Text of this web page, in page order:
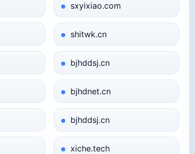
sxyixiao.com
shitwk.cn
bjhddsj.cn
bjhdnet.cn
bjhddsj.cn
xiche.tech